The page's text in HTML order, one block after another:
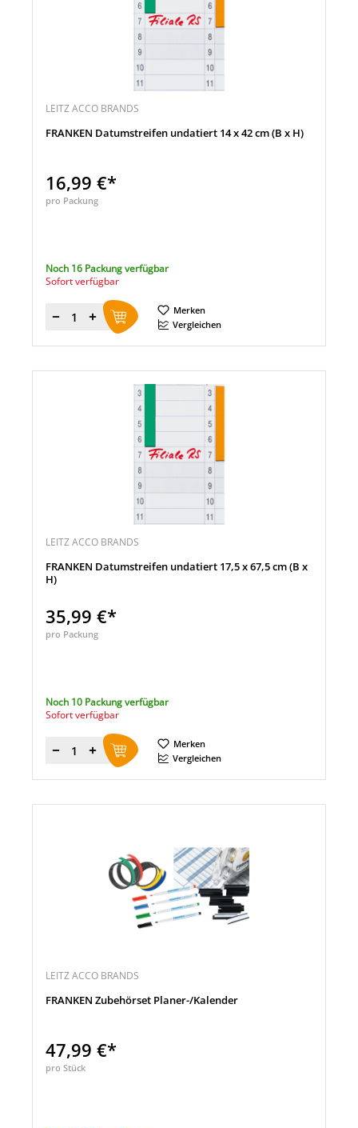
LEITZ ACCO BRANDS
FRANKEN Datumstreifen undatiert 14 x 42 cm (B x H)
16,99 €*
pro Packung
Noch 16 Packung verfügbar
Sofort verfügbar
Menge
Merken
Vergleichen
LEITZ ACCO BRANDS
FRANKEN Datumstreifen undatiert 17,5 x 67,5 cm (B x
H)
35,99 €*
pro Packung
Noch 10 Packung verfügbar
Sofort verfügbar
Menge
Merken
Vergleichen
LEITZ ACCO BRANDS
FRANKEN Zubehörset Planer-/Kalender
47,99 €*
pro Stück